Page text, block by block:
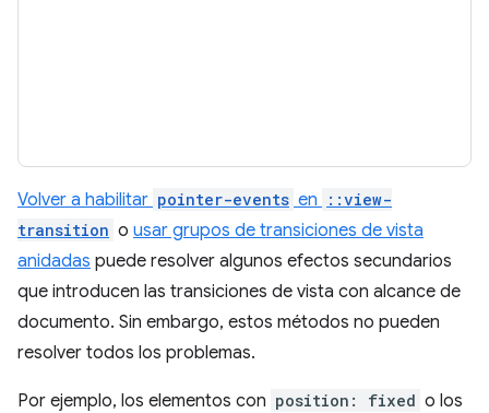
Volver a habilitar pointer-events en
::view-
transition o usar grupos de transiciones de vista
anidadas puede resolver algunos efectos secundarios
que introducen las transiciones de vista con alcance de
documento. Sin embargo, estos métodos no pueden
resolver todos los problemas.
Por ejemplo, los elementos con position: fixed o los